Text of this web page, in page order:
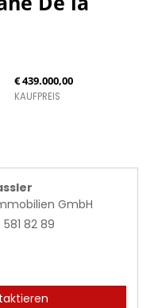
€ 439.000,00
KAUFPREIS
GmbH
82 89